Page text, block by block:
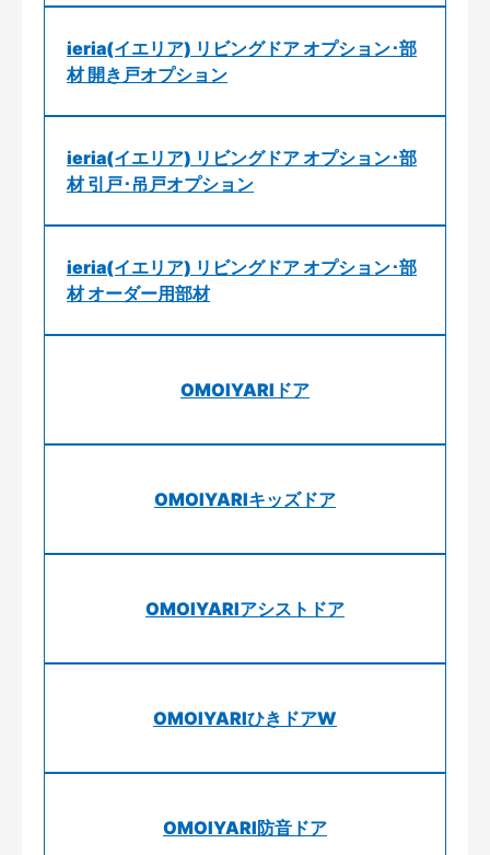
ieria(イエリア) リビングドア オプション･部
材 開き戸オプション
ieria(イエリア) リビングドア オプション･部
材 引戸･吊戸オプション
ieria(イエリア) リビングドア オプション･部
材 オーダー用部材
OMOIYARIドア
OMOIYARIキッズドア
OMOIYARIアシストドア
OMOIYARIひきドアW
OMOIYARI防音ドア